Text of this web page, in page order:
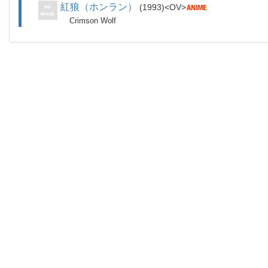
紅狼（ホンラン） 1993 OV
Crimson Wolf